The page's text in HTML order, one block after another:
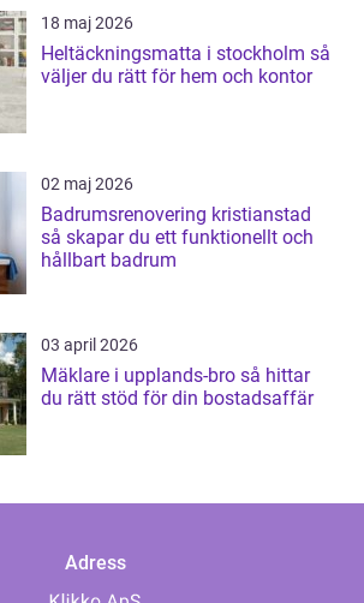
18 maj 2026
Heltäckningsmatta i stockholm så
väljer du rätt för hem och kontor
02 maj 2026
Badrumsrenovering kristianstad
så skapar du ett funktionellt och
hållbart badrum
03 april 2026
Mäklare i upplands-bro så hittar
du rätt stöd för din bostadsaffär
Adress